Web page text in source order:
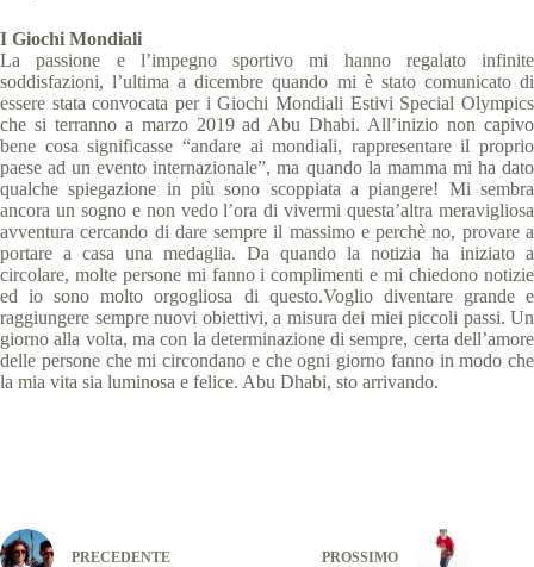
I Giochi Mondiali
La passione e l’impegno sportivo mi hanno regalato infinite
soddisfazioni, l’ultima a dicembre quando mi è stato comunicato di
essere stata convocata per i Giochi Mondiali Estivi Special Olympics
che si terranno a marzo 2019 ad Abu Dhabi. All’inizio non capivo
bene cosa significasse “andare ai mondiali, rappresentare il proprio
paese ad un evento internazionale”, ma quando la mamma mi ha dato
qualche spiegazione in più sono scoppiata a piangere! Mi sembra
ancora un sogno e non vedo l’ora di vivermi questa’altra meravigliosa
avventura cercando di dare sempre il massimo e perchè no, provare a
portare a casa una medaglia. Da quando la notizia ha iniziato a
circolare, molte persone mi fanno i complimenti e mi chiedono notizie
ed io sono molto orgogliosa di questo.Voglio diventare grande e
raggiungere sempre nuovi obiettivi, a misura dei miei piccoli passi. Un
giorno alla volta, ma con la determinazione di sempre, certa dell’amore
delle persone che mi circondano e che ogni giorno fanno in modo che
la mia vita sia luminosa e felice. Abu Dhabi, sto arrivando.
PRECEDENTE PROSSIMO